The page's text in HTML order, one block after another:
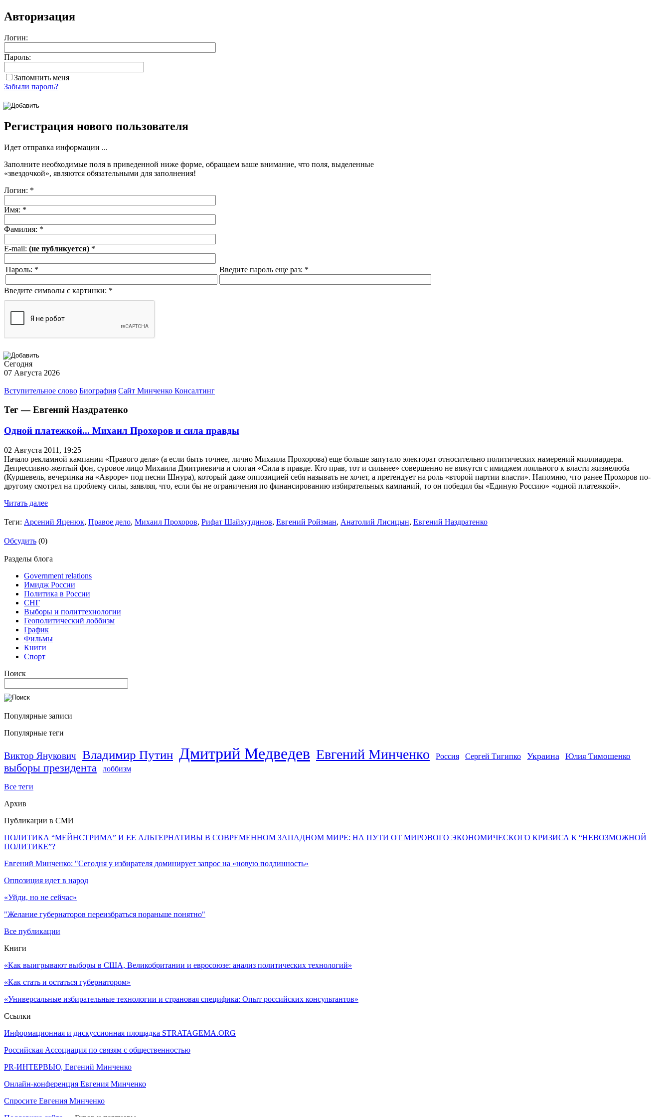
Авторизация
Логин:
Пароль:
Запомнить меня
Забыли пароль?
Регистрация нового пользователя
Идет отправка информации ...
Заполните необходимые поля в приведенной ниже форме, обращаем ваше внимание, что поля, выделенные
«звездочкой», являются обязательными для заполнения!
Логин: *
Имя: *
Фамилия: *
E-mail: (не публикуется) *
Пароль: * Введите пароль еще раз: *
Введите символы с картинки: *
Сегодня
07 Августа 2026
Вступительное слово Биография Сайт Минченко Консалтинг
Тег — Евгений Наздратенко
Одной платежкой... Михаил Прохоров и сила правды
02 Августа 2011, 19:25
Начало рекламной кампании «Правого дела» (а если быть точнее, лично Михаила Прохорова) еще больше запутало электорат относительно политических намерений миллиардера.
Депрессивно-желтый фон, суровое лицо Михаила Дмитриевича и слоган «Сила в правде. Кто прав, тот и сильнее» совершенно не вяжутся с имиджем лояльного к власти жизнелюба
(Куршевель, вечеринка на «Авроре» под песни Шнура), который даже оппозицией себя называть не хочет, а претендует на роль «второй партии власти». Напомню, что ранее Прохоров по-
другому смотрел на проблему силы, заявляя, что, если бы не ограничения по финансированию избирательных кампаний, то он победил бы «Единую Россию» «одной платежкой».
Читать далее
Теги: Арсений Яценюк, Правое дело, Михаил Прохоров, Рифат Шайхутдинов, Евгений Ройзман, Анатолий Лисицын, Евгений Наздратенко
Обсудить (0)
Разделы блога
Government relations
Имидж России
Политика в России
СНГ
Выборы и политтехнологии
Геополитический лоббизм
График
Фильмы
Книги
Спорт
Поиск
Популярные записи
Популярные теги
Виктор Янукович Владимир Путин Дмитрий Медведев Евгений Минченко Россия Сергей Тигипко Украина Юлия Тимошенко
выборы президента лоббизм
Все теги
Архив
Публикации в СМИ
ПОЛИТИКА “МЕЙНСТРИМА” И ЕЕ АЛЬТЕРНАТИВЫ В СОВРЕМЕННОМ ЗАПАДНОМ МИРЕ: НА ПУТИ ОТ МИРОВОГО ЭКОНОМИЧЕСКОГО КРИЗИСА К “НЕВОЗМОЖНОЙ
ПОЛИТИКЕ”?
Евгений Минченко: "Сегодня у избирателя доминирует запрос на «новую подлинность»
Оппозиция идет в народ
«Уйди, но не сейчас»
"Желание губернаторов переизбраться пораньше понятно"
Все публикации
Книги
«Как выигрывают выборы в США, Великобритании и евросоюзе: анализ политических технологий»
«Как стать и остаться губернатором»
«Универсальные избирательные технологии и страновая специфика: Опыт российских консультантов»
Ссылки
Информационная и дискуссионная площадка STRATAGEMA.ORG
Российская Ассоциация по связям с общественностью
PR-ИНТЕРВЬЮ, Евгений Минченко
Онлайн-конференция Евгения Минченко
Спросите Евгения Минченко